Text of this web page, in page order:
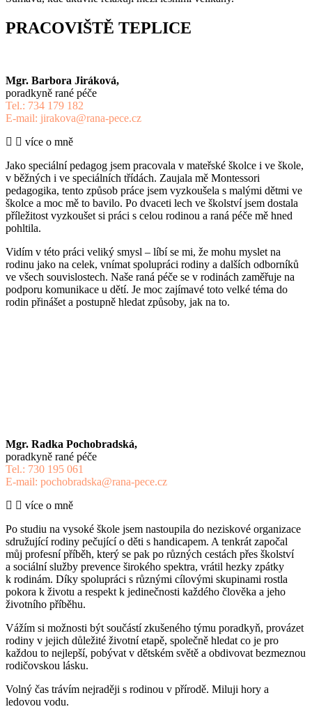
PRACOVIŠTĚ TEPLICE
Mgr. Barbora Jiráková,
poradkyně rané péče
Tel.: 734 179 182
E-mail: jirakova@rana-pece.cz
více o mně
Jako speciální pedagog jsem pracovala v mateřské školce i ve škole,
v běžných i ve speciálních třídách. Zaujala mě Montessori
pedagogika, tento způsob práce jsem vyzkoušela s malými dětmi ve
školce a moc mě to bavilo. Po dvaceti lech ve školství jsem dostala
příležitost vyzkoušet si práci s celou rodinou a raná péče mě hned
pohltila.
Vidím v této práci veliký smysl – líbí se mi, že mohu myslet na
rodinu jako na celek, vnímat spolupráci rodiny a dalších odborníků
ve všech souvislostech. Naše raná péče se v rodinách zaměřuje na
podporu komunikace u dětí. Je moc zajímavé toto velké téma do
rodin přinášet a postupně hledat způsoby, jak na to.
Mgr. Radka Pochobradská,
poradkyně rané péče
Tel.: 730 195 061
E-mail: pochobradska@rana-pece.cz
více o mně
Po studiu na vysoké škole jsem nastoupila do neziskové organizace
sdružující rodiny pečující o děti s handicapem. A tenkrát započal
můj profesní příběh, který se pak po různých cestách přes školství
a sociální služby prevence širokého spektra, vrátil hezky zpátky
k rodinám. Díky spolupráci s různými cílovými skupinami rostla
pokora k životu a respekt k jedinečnosti každého člověka a jeho
životního příběhu.
Vážím si možnosti být součástí zkušeného týmu poradkyň, provázet
rodiny v jejich důležité životní etapě, společně hledat co je pro
každou to nejlepší, pobývat v dětském světě a obdivovat bezmeznou
rodičovskou lásku.
Volný čas trávím nejraději s rodinou v přírodě. Miluji hory a
ledovou vodu.